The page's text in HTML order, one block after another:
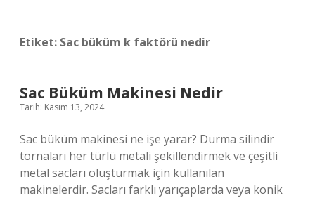
Etiket: Sac büküm k faktörü nedir
Sac Büküm Makinesi Nedir
Tarih: Kasım 13, 2024
Sac büküm makinesi ne işe yarar? Durma silindir
tornaları her türlü metali şekillendirmek ve çeşitli
metal sacları oluşturmak için kullanılan
makinelerdir. Sacları farklı yarıçaplarda veya konik